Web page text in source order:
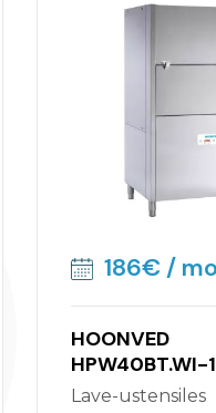
186€/
HOONVED
HPW40BT.WI-1
Lave-ustensiles